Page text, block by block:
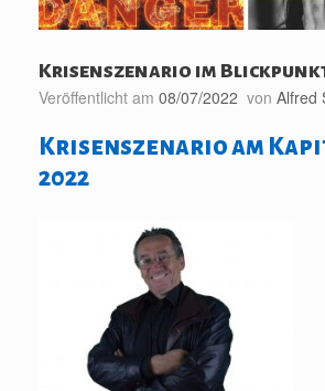
Krisenszenario im
Veröffentlicht am 08/07/2022 von Alfred
Krisenszenario am
2022